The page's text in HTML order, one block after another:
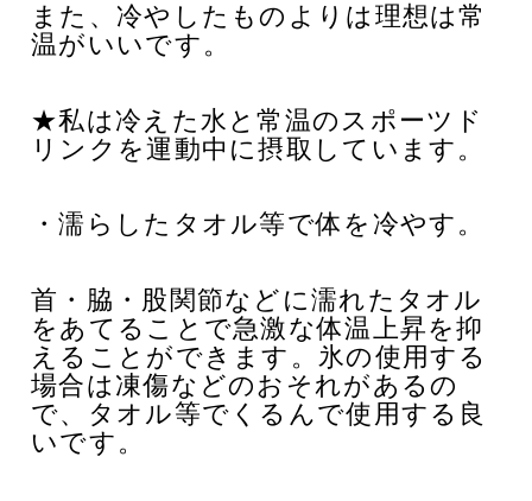
また、冷やしたものよりは理想は常
温がいいです。
★私は冷えた水と常温のスポーツド
リンクを運動中に摂取しています。
・濡らしたタオル等で体を冷やす。
首・脇・股関節などに濡れたタオル
をあてることで急激な体温上昇を抑
えることができます。氷の使用する
場合は凍傷などのおそれがあるの
で、タオル等でくるんで使用する良
いです。